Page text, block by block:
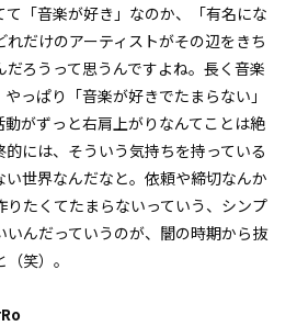
て「音楽が好き」なのか、「有名にな
だけのアーティストがその辺をきち
ろうって思うんですよね。長く音楽
っぱり「音楽が好きでたまらない」
がずっと右肩上がりなんてことは絶
には、そういう気持ちを持っている
い世界なんだなと。依頼や締切なんか
たくてたまらないっていう、シンプ
いんだっていうのが、闇の時期から抜
笑）。